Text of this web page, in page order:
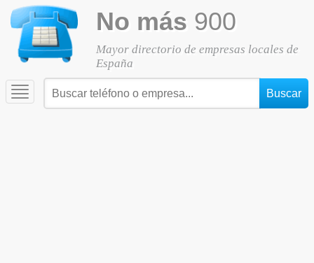
No más 900
Mayor directorio de empresas locales de
España
Toggle
navigation